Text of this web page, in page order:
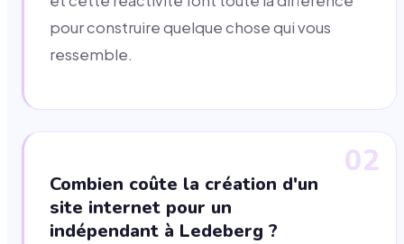
pour construire quelque chose qui vous
ressemble.
02
Combien coûte la création d'un
site internet pour un
indépendant à Ledeberg ?